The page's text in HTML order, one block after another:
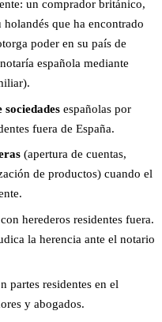
un comprador británico,
que ha encontrado
poder en su país de
española mediante
españolas por
fuera de España.
(apertura de cuentas,
de productos) cuando el
herederos residentes fuera.
la herencia ante el notario
partes residentes en el
y abogados.